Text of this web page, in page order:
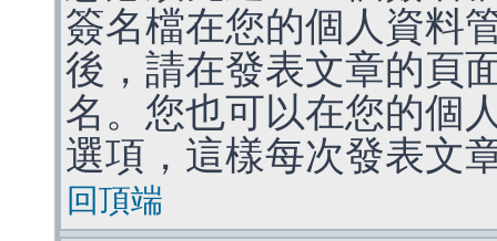
簽名檔在您的個人資料
後，請在發表文章的頁
名。您也可以在您的個
選項，這樣每次發表文
回頂端